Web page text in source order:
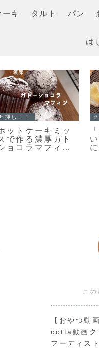
ーキ タルト パン
は
ーン
コーンの朝ごは
♪」カリッとふん
とっても美味し
この
【おやつ動
cotta動画ク
フーディス